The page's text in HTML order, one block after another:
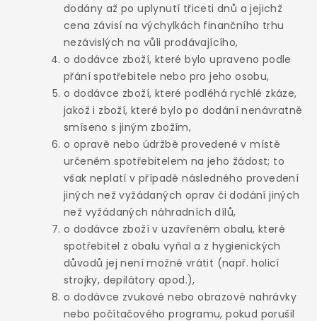
dodány až po uplynutí třiceti dnů a jejichž
cena závisí na výchylkách finančního trhu
nezávislých na vůli prodávajícího,
o dodávce zboží, které bylo upraveno podle
přání spotřebitele nebo pro jeho osobu,
o dodávce zboží, které podléhá rychlé zkáze,
jakož i zboží, které bylo po dodání nenávratně
smíseno s jiným zbožím,
o opravě nebo údržbě provedené v místě
určeném spotřebitelem na jeho žádost; to
však neplatí v případě následného provedení
jiných než vyžádaných oprav či dodání jiných
než vyžádaných náhradních dílů,
o dodávce zboží v uzavřeném obalu, které
spotřebitel z obalu vyňal a z hygienických
důvodů jej není možné vrátit (např. holicí
strojky, depilátory apod.),
o dodávce zvukové nebo obrazové nahrávky
nebo počítačového programu, pokud porušil